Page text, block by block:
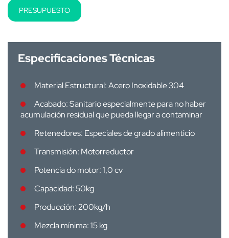
PRESUPUESTO
Especificaciones Técnicas
Material Estructural: Acero Inoxidable 304
Acabado: Sanitario especialmente para no haber
acumulación residual que pueda llegar a contaminar
Retenedores: Especiales de grado alimenticio
Transmisión: Motorreductor
Potencia do motor: 1,0 cv
Capacidad: 50kg
Producción: 200kg/h
Mezcla mínima: 15 kg